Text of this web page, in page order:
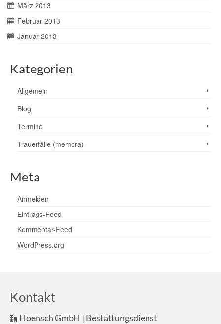
März 2013
Februar 2013
Januar 2013
Kategorien
Allgemein
Blog
Termine
Trauerfälle (memora)
Meta
Anmelden
Eintrags-Feed
Kommentar-Feed
WordPress.org
Kontakt
Hoensch GmbH | Bestattungsdienst